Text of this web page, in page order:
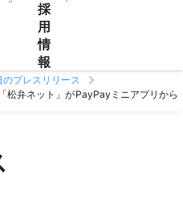
採
用
情
報
プレスリリース
松弁ネット」がPayPayミニアプリから